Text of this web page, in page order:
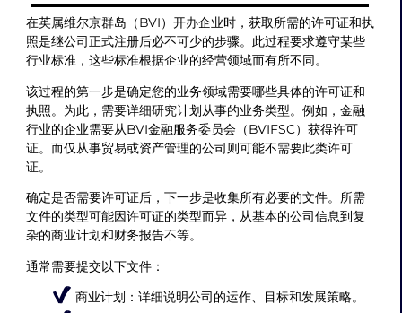
在英属维尔京群岛（BVI）开办企业时，获取所需的许可证和执
照是继公司正式注册后必不可少的步骤。此过程要求遵守某些
行业标准，这些标准根据企业的经营领域而有所不同。
该过程的第一步是确定您的业务领域需要哪些具体的许可证和
执照。为此，需要详细研究计划从事的业务类型。例如，金融
行业的企业需要从BVI金融服务委员会（BVIFSC）获得许可
证。而仅从事贸易或资产管理的公司则可能不需要此类许可
证。
确定是否需要许可证后，下一步是收集所有必要的文件。所需
文件的类型可能因许可证的类型而异，从基本的公司信息到复
杂的商业计划和财务报告不等。
通常需要提交以下文件：
商业计划：详细说明公司的运作、目标和发展策略。